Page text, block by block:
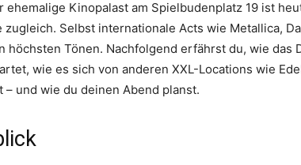
ehemalige Kinopalast am Spielbudenplatz 19 ist
zugleich. Selbst internationale Acts wie Metallica,
höchsten Tönen. Nachfolgend erfährst du, wie das
wie es sich von anderen XXL-Locations wie
und wie du deinen Abend planst.